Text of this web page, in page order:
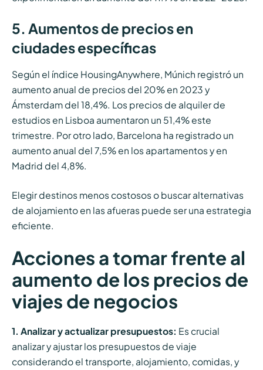
5. Aumentos de precios en
ciudades específicas
Según el índice HousingAnywhere, Múnich registró un
aumento anual de precios del 20% en 2023 y
Ámsterdam del 18,4%. Los precios de alquiler de
estudios en Lisboa aumentaron un 51,4% este
trimestre. Por otro lado, Barcelona ha registrado un
aumento anual del 7,5% en los apartamentos y en
Madrid del 4,8%.
Elegir destinos menos costosos o buscar alternativas
de alojamiento en las afueras puede ser una estrategia
eficiente.
Acciones a tomar frente al
aumento de los precios de
viajes de negocios
1. Analizar y actualizar presupuestos: Es crucial
analizar y ajustar los presupuestos de viaje
considerando el transporte, alojamiento, comidas, y